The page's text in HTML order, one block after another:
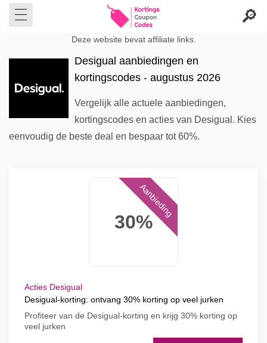
Deze website bevat affiliate links.
Desigual aanbiedingen en
kortingscodes - augustus 2026
Vergelijk alle actuele aanbiedingen,
kortingscodes en acties van Desigual. Kies
eenvoudig de beste deal en bespaar tot 60%.
30%
Aanbieding
Acties Desigual
Desigual-korting: ontvang 30% korting op veel jurken
Profiteer van de Desigual-korting en krijg 30% korting op
veel jurken